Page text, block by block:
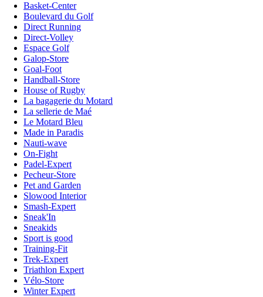
Basket-Center
Boulevard du Golf
Direct Running
Direct-Volley
Espace Golf
Galop-Store
Goal-Foot
Handball-Store
House of Rugby
La bagagerie du Motard
La sellerie de Maé
Le Motard Bleu
Made in Paradis
Nauti-wave
On-Fight
Padel-Expert
Pecheur-Store
Pet and Garden
Slowood Interior
Smash-Expert
Sneak'In
Sneakids
Sport is good
Training-Fit
Trek-Expert
Triathlon Expert
Vélo-Store
Winter Expert